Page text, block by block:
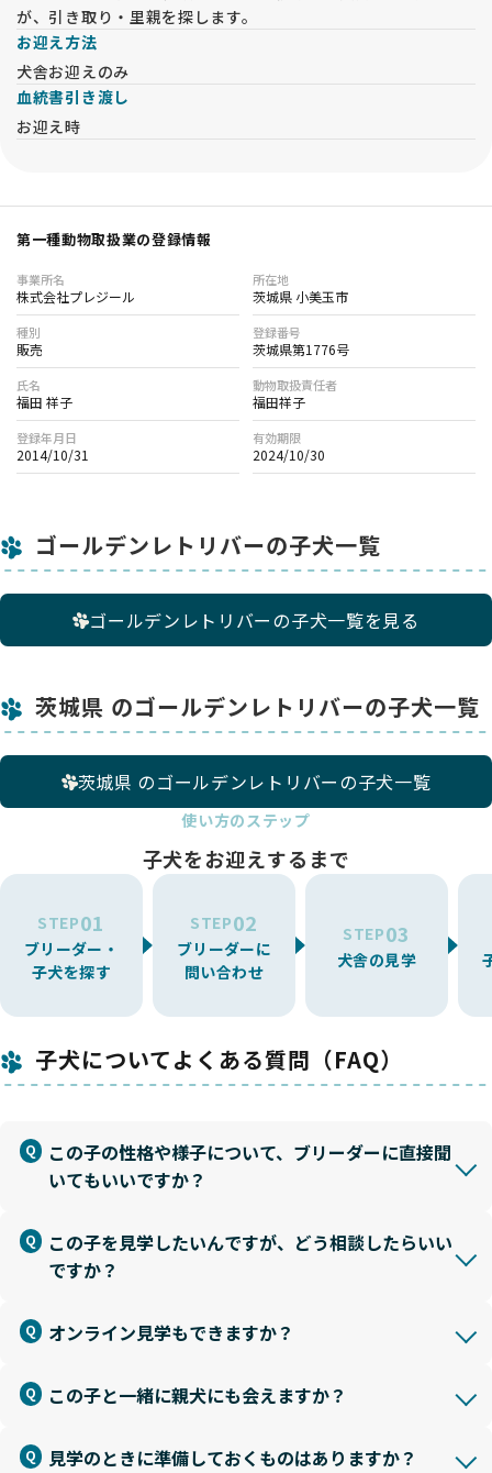
福田ブリーダーの親犬たちは全頭検査済み、生まれてくる子犬
たちはＤＭを発症しない掛け合わせで繁殖をしています。
変性性脊髄症 （ＤＭ）は遺伝病です。
発病すると後足の自由が利かなくなり歩行が困難になります。
発病から３年程かけて進行し、後足、前足、呼吸の順に自由が
利かなくなり死亡してしまします。
ゴールデンは５項目、ラブラドールは１３項目（２０１６年現
★★★ 6か月の生命保証 ★★★
お引渡しから6か月間に病気で死亡してしまった場合、子犬代
金の全額を返金致します。
現状では健康に見える子犬でも成長と共に疾患が現れる場合が
あります。福田ブリーダーでは生命保証を長期間に設定し、お
客様に安心してお迎え頂けるようにしております。
★★★大切にしていること★★★
子犬はすべて福田ブリーダーがしっかりと大切に育てた子犬で
ら人からの愛情も与えて明るくてフレンドリーな性格に育てお
り、誰からも愛される性格の良い子犬、健康・健全な子犬をお
客様・ご家族にお譲りできるよう心がけています。
子犬ちゃんと飼い主様がレトリバーライフを楽しんで頂けるよ
う生涯にわたりサポートしていきます。
接種、フィラリア予防薬、検便を定期的に受けて、安心・安全
な繁殖を心がけています。
が、引き取り・里親を探します。
お迎え方法
犬舎お迎えのみ
血統書引き渡し
お迎え時
第一種動物取扱業の登録情報
事業所名
株式会社プレジール
所在地
茨城県 小美玉市
種別
販売
登録番号
茨城県第1776号
氏名
福田 祥子
動物取扱責任者
福田祥子
登録年月日
2014/10/31
有効期限
2024/10/30
ゴールデンレトリバーの子犬一覧
ゴールデンレトリバーの子犬一覧を見る
茨城県 のゴールデンレトリバーの子犬一覧
茨城県 のゴールデンレトリバーの子犬一覧
使い方のステップ
子犬をお迎えするまで
STEP01
ブリーダー・
子犬を探す
STEP02
ブリーダーに
問い合わせ
STEP03
犬舎の見学
子犬についてよくある質問（FAQ）
この子の性格や様子について、ブリーダーに直接聞
いてもいいですか？
この子を見学したいんですが、どう相談したらいい
ですか？
オンライン見学もできますか？
この子と一緒に親犬にも会えますか？
見学のときに準備しておくものはありますか？